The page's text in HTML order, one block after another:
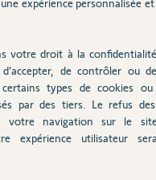
la télécommande individuelle de ce
votre droit à la
de contrôler ou
types de cookies ou
par des tiers. Le refus
votre navigation sur le
expérience utilisateur